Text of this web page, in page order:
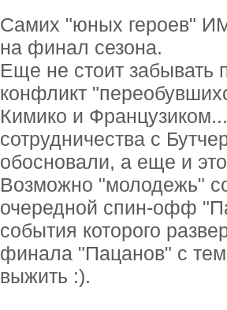
Самих "юных героев"
на финал сезона.
Еще не стоит забывать
конфликт
Кимико и
сотрудничества с
обосновали, а еще и
Возможно "молодежь"
очередной спин-офф
события которого
финала "Пацанов" с
выжить :).